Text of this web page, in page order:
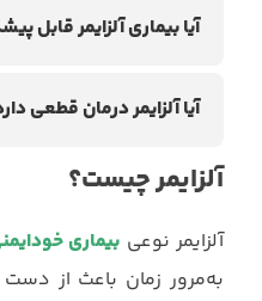
آیا بیماری آلزایمر قابل
آیا آلزایمر درمان قطعی
آلزایمر چیست؟
آلزایمر نوعی بیماری
به‌مرور زمان باعث از